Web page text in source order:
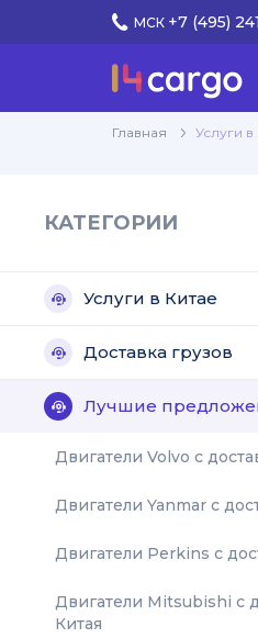
МСК +7 (495)
Главная Услуги в
КАТЕГОРИИ
Услуги в Китае
Доставка грузов
Лучшие
Двигатели Volvo с
Двигатели Yanmar с
Двигатели Perkins с
Двигатели Mitsubishi с
Китая